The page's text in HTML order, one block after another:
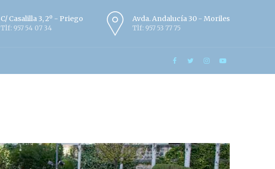
C/ Casalilla 3, 2º - Priego
Tlf: 957 54 07 34
Avda. Andalucía 30 - Moriles
Tlf: 957 53 77 75